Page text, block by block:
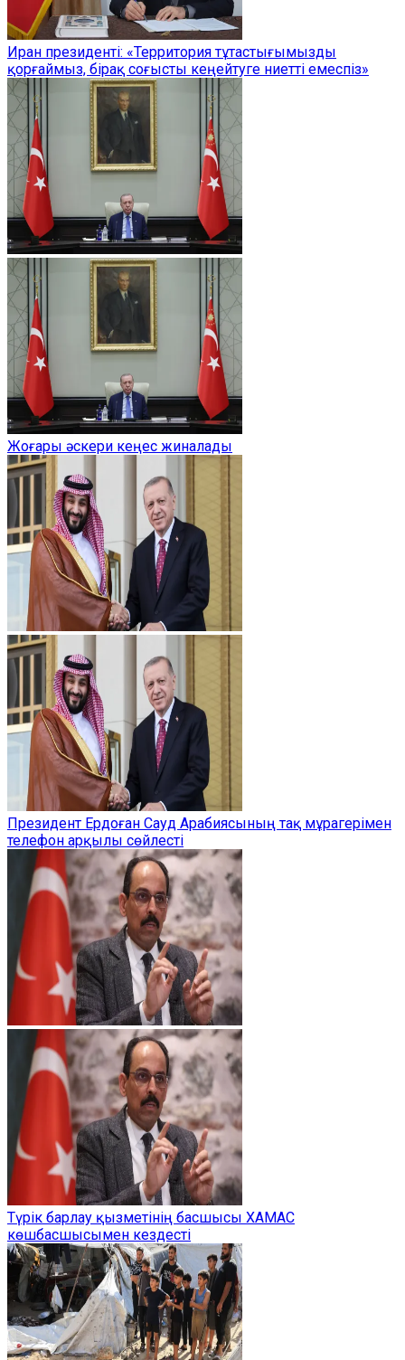
Иран президенті: «Территория тұтастығымызды
қорғаймыз, бірақ соғысты кеңейтуге ниетті емеспіз»
Жоғары әскери кеңес жиналады
Президент Ердоған Сауд Арабиясының тақ мұрагерімен
телефон арқылы сөйлесті
Түрік барлау қызметінің басшысы ХАМАС
көшбасшысымен кездесті